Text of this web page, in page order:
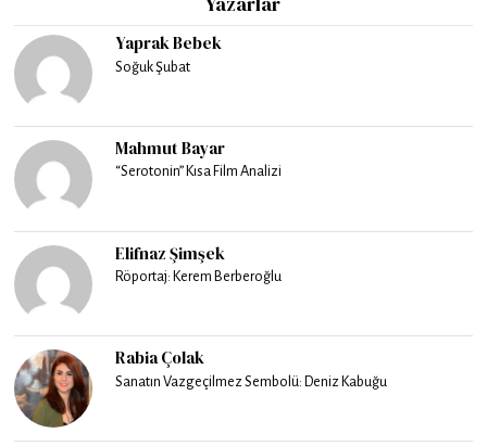
Yaprak Bebek
Soğuk Şubat
Mahmut Bayar
“Serotonin” Kısa Film Analizi
Elifnaz Şimşek
Röportaj: Kerem Berberoğlu
Rabia Çolak
Sanatın Vazgeçilmez Sembolü: Deniz Kabuğu